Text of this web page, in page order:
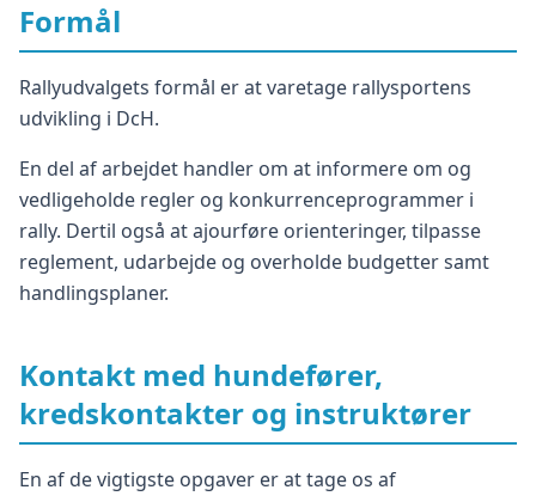
Formål
Rallyudvalgets formål er at varetage rallysportens
udvikling i DcH.
En del af arbejdet handler om at informere om og
vedligeholde regler og konkurrenceprogrammer i
rally. Dertil også at ajourføre orienteringer, tilpasse
reglement, udarbejde og overholde budgetter samt
handlingsplaner.
Kontakt med hundefører,
kredskontakter og instruktører
En af de vigtigste opgaver er at tage os af